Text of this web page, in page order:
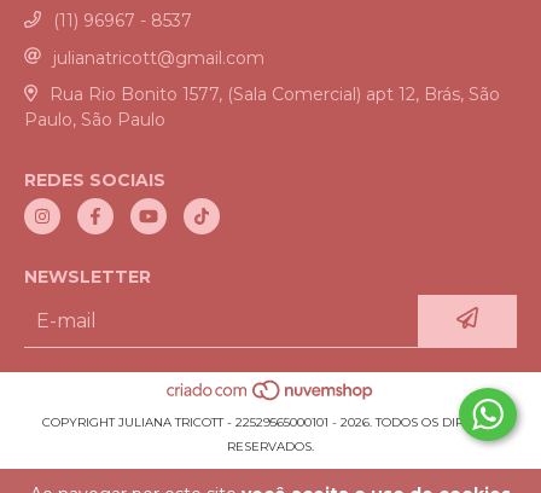
(11) 96967 - 8537
julianatricott@gmail.com
Rua Rio Bonito 1577, (Sala Comercial) apt 12, Brás, São
Paulo, São Paulo
REDES SOCIAIS
NEWSLETTER
COPYRIGHT JULIANA TRICOTT - 22529565000101 - 2026. TODOS OS DIREITOS
RESERVADOS.